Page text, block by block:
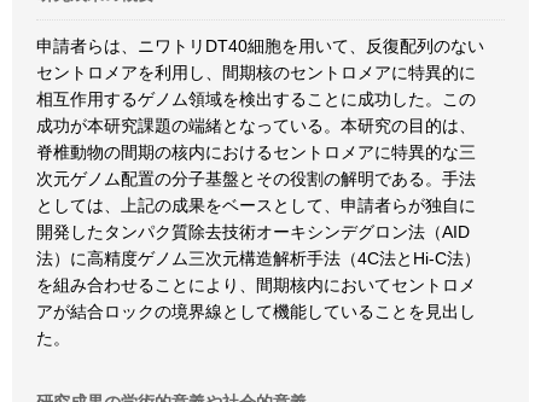
申請者らは、ニワトリDT40細胞を用いて、反復配列のない
セントロメアを利用し、間期核のセントロメアに特異的に
相互作用するゲノム領域を検出することに成功した。この
成功が本研究課題の端緒となっている。本研究の目的は、
脊椎動物の間期の核内におけるセントロメアに特異的な三
次元ゲノム配置の分子基盤とその役割の解明である。手法
としては、上記の成果をベースとして、申請者らが独自に
開発したタンパク質除去技術オーキシンデグロン法（AID
法）に高精度ゲノム三次元構造解析手法（4C法とHi-C法）
を組み合わせることにより、間期核内においてセントロメ
アが結合ロックの境界線として機能していることを見出し
た。